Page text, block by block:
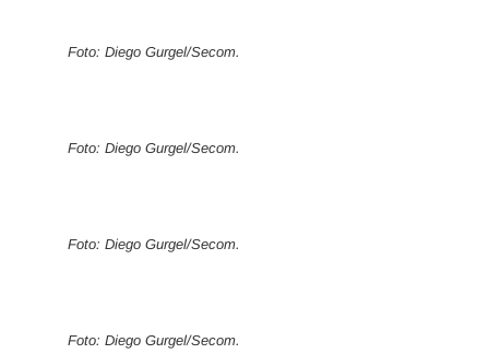
Foto: Diego Gurgel/Secom.
Foto: Diego Gurgel/Secom.
Foto: Diego Gurgel/Secom.
Foto: Diego Gurgel/Secom.